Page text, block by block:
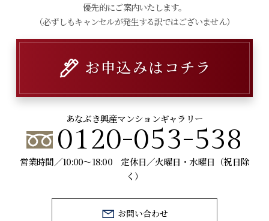
優先的にご案内いたします。
（必ずしもキャンセルが発生する訳ではございません）
お申込みはコチラ
あなぶき興産マンションギャラリー
0120-053-538
営業時間／10:00～18:00 定休日／火曜日・水曜日（祝日除
く）
お問い合わせ